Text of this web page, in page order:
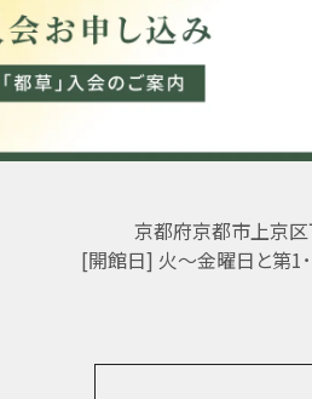
京都府京都市上京
[開館日] 火～金曜日と第1